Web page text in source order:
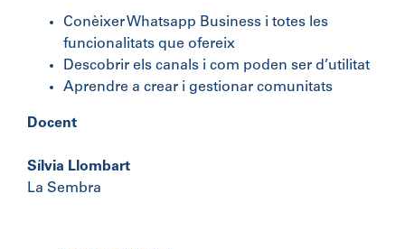
Conèixer Whatsapp Business i totes les
funcionalitats que ofereix
Descobrir els canals i com poden ser d’utilitat
Aprendre a crear i gestionar comunitats
Docent
Sílvia Llombart
La Sembra